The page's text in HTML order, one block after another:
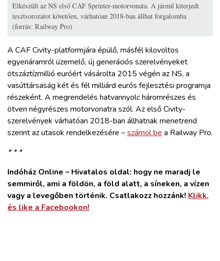
Elkészült az NS első CAF Sprinter-motorvonata. A jármű kiterjedt
tesztsorozatot követően, várhatóan 2018-ban állhat forgalomba
(forrás: Railway Pro)
A CAF Civity-platformjára épülő, másfél kilovoltos
egyenáramról üzemelő, új generációs szerelvényeket
ötszáztízmillió euróért vásárolta 2015 végén az NS, a
vasúttársaság két és fél milliárd eurós fejlesztési programja
részeként. A megrendelés hatvannyolc háromrészes és
ötven négyrészes motorvonatra szól. Az első Civity-
szerelvények várhatóan 2018-ban állhatnak menetrend
szerint az utasok rendelkezésére –számol be a Railway Pro.
* * *
Indóház Online – Hivatalos oldal: hogy ne maradj le
semmiről, ami a földön, a föld alatt, a síneken, a vízen
vagy a levegőben történik. Csatlakozz hozzánk! Klikk,
és like a Facebookon!